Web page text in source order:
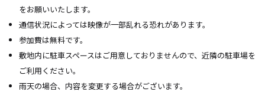
をお願いいたします。
通信状況によっては映像が一部乱れる恐れがあります。
参加費は無料です。
敷地内に駐車スペースはご用意しておりませんので、近隣の駐車場を
ご利用ください。
雨天の場合、内容を変更する場合がございます。